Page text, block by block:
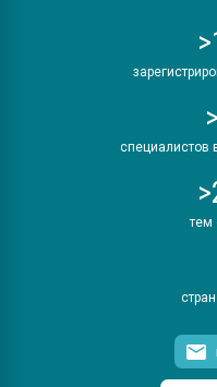
специалистов
тем